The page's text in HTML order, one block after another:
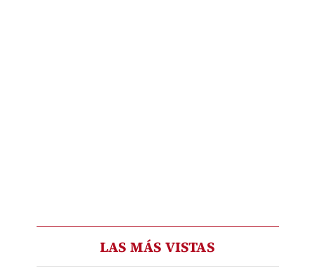
LAS MÁS VISTAS